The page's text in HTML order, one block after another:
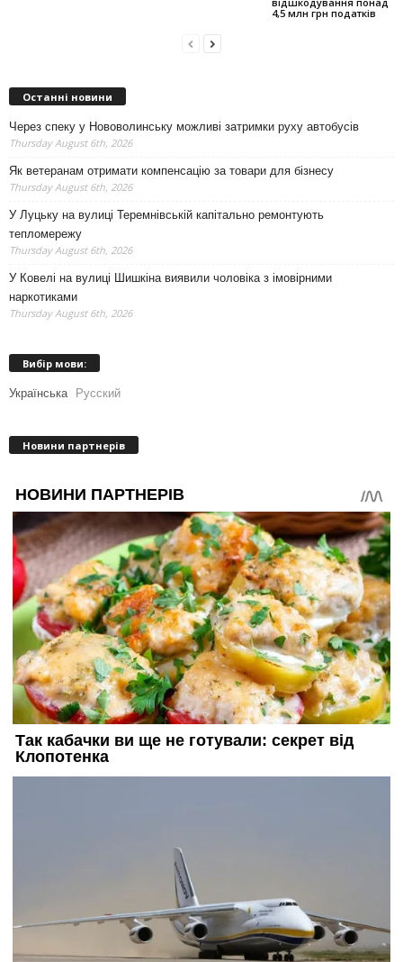
4,5 млн грн податків
Останні новини
Через спеку у Нововолинську можливі затримки руху автобусів
Thursday August 6th, 2026
Як ветеранам отримати компенсацію за товари для бізнесу
Thursday August 6th, 2026
У Луцьку на вулиці Теремнівській капітально ремонтують
тепломережу
Thursday August 6th, 2026
У Ковелі на вулиці Шишкіна виявили чоловіка з імовірними
наркотиками
Thursday August 6th, 2026
Вибір мови:
Українська Русский
Новини партнерів